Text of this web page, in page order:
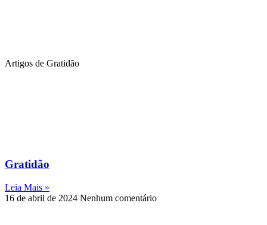
Artigos de Gratidão
Gratidão
Leia Mais »
16 de abril de 2024 Nenhum comentário